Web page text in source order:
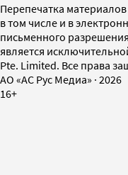
Перепечатка
в том числе и в
письменного
является
Pte. Limited. Все права
AO «АС Рус Медиа» · 2026
16+